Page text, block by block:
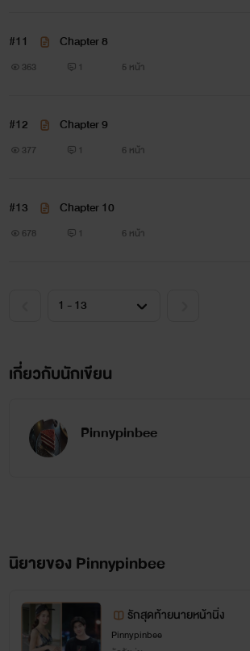
#11 Chapter 8
363 1 5 หน้า
#12 Chapter 9
377 1 6 หน้า
#13 Chapter 10
678 1 6 หน้า
เกี่ยวกับนักเขียน
Pinnypinbee
นิยายของ Pinnypinbee
รักสุดท้ายนายหน้านิ่ง
Pinnypinbee